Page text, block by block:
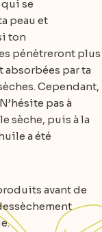
se
peau et
ton
pénètreront plus
par ta
Cependant,
pas à
sèche, puis à la
a été
avant de